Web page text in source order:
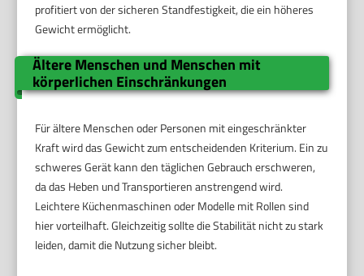
profitiert von der sicheren Standfestigkeit, die ein höheres
Gewicht ermöglicht.
Ältere Menschen und Menschen mit
körperlichen Einschränkungen
Für ältere Menschen oder Personen mit eingeschränkter
Kraft wird das Gewicht zum entscheidenden Kriterium. Ein zu
schweres Gerät kann den täglichen Gebrauch erschweren,
da das Heben und Transportieren anstrengend wird.
Leichtere Küchenmaschinen oder Modelle mit Rollen sind
hier vorteilhaft. Gleichzeitig sollte die Stabilität nicht zu stark
leiden, damit die Nutzung sicher bleibt.